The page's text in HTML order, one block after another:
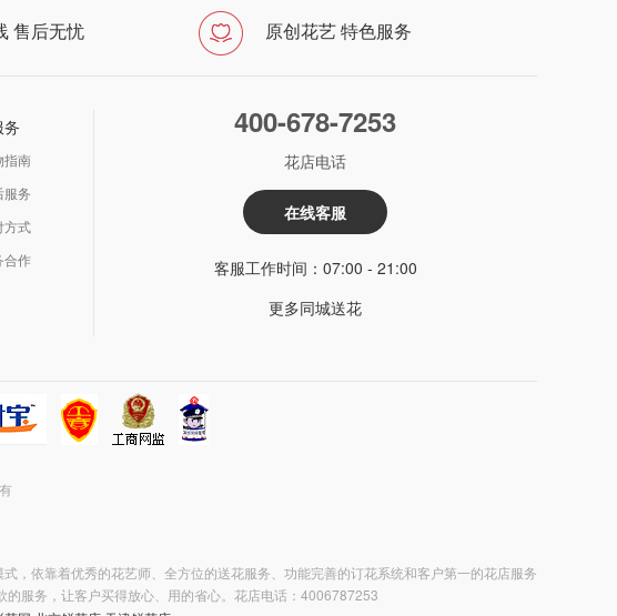
售后无忧 原创花艺 特色服务
务
指南
服务
方式
合作
400-678-7253
花店电话
在线客服
客服工作时间：07:00 - 21:00
更多同城送花
，依靠着优秀的花艺师、全方位的送花服务、功能完善的订花系统和客户第一的花店服务
服务，让客户买得放心、用的省心。花店电话：4006787253